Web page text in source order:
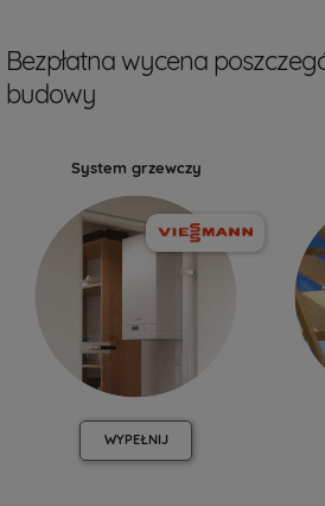
Bezpłatna wycena
budowy
System grzewczy
WYPEŁNIJ